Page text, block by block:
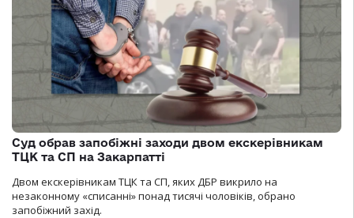
Суд обрав запобіжні заходи двом екскерівникам
ТЦК та СП на Закарпатті
Двом екскерівникам ТЦК та СП, яких ДБР викрило на
незаконному «списанні» понад тисячі чоловіків, обрано
запобіжний захід.